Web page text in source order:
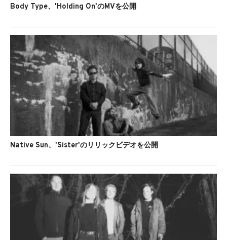
Body Type、'Holding On'のMVを公開
Native Sun、'Sister'のリリックビデオを公開